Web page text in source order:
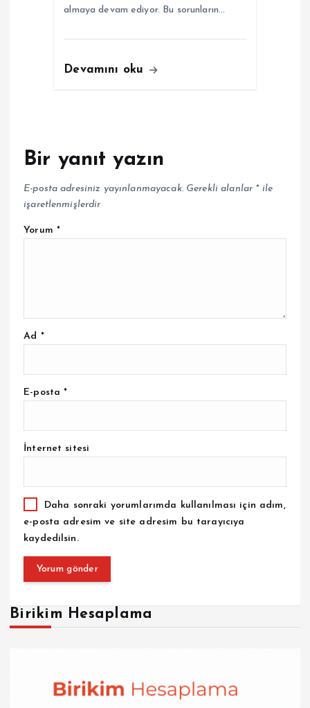
almaya devam ediyor. Bu sorunların…
Devamını oku
Bir yanıt yazın
E-posta adresiniz yayınlanmayacak. Gerekli alanlar *ile
işaretlenmişlerdir
Yorum *
Ad *
E-posta*
İnternet sitesi
Daha sonraki yorumlarımda kullanılması için adım,
e-posta adresim ve site adresim bu tarayıcıya
kaydedilsin.
Birikim Hesaplama